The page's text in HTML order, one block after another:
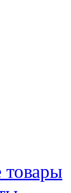
товары